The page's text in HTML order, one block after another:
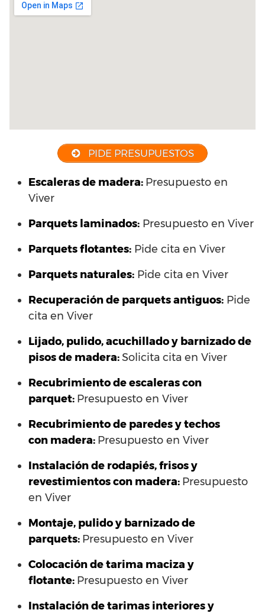
PIDE PRESUPUESTOS
Escaleras de madera: Presupuesto en
Viver
Parquets laminados: Presupuesto en Viver
Parquets flotantes: Pide cita en Viver
Parquets naturales: Pide cita en Viver
Recuperación de parquets antiguos: Pide
cita en Viver
Lijado, pulido, acuchillado y barnizado de
pisos de madera:Solicita cita en Viver
Recubrimiento de escaleras con
parquet: Presupuesto en Viver
Recubrimiento de paredes y techos
con madera: Presupuesto en Viver
Instalación de rodapiés, frisos y
revestimientos con madera: Presupuesto
en Viver
Montaje, pulido y barnizado de
parquets: Presupuesto en Viver
Colocación de tarima maciza y
flotante: Presupuesto en Viver
Instalación de tarimas interiores y